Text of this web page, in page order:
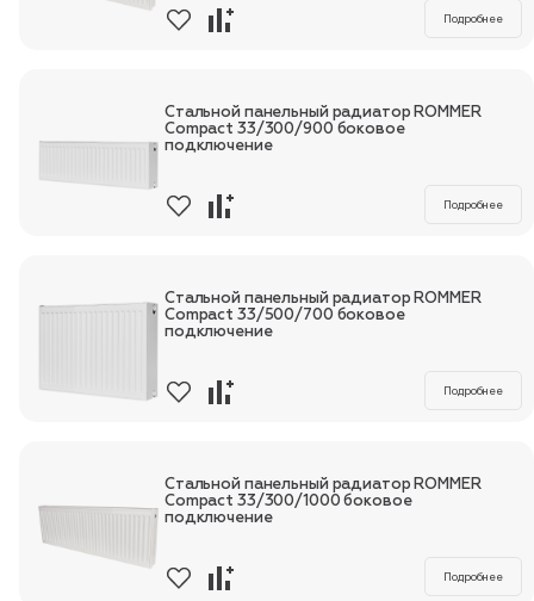
Подробнее
Подробнее
Стальной панельный радиатор ROMMER
Compact 33/300/900 боковое
подключение
Подробнее
Стальной панельный радиатор ROMMER
Compact 33/500/700 боковое
подключение
Подробнее
Стальной панельный радиатор ROMMER
Compact 33/300/1000 боковое
подключение